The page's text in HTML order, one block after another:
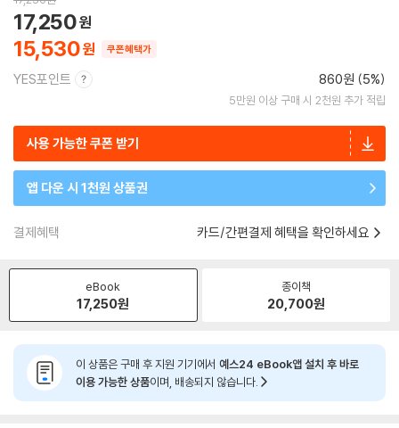
15,530
17,250
쿠폰혜택가
YES포인트 860원 (5%)
5만원 이상 구매 시 2천원 추가 적립
사용 가능한 쿠폰 받기
앱 다운 시 1천원 상품권
결제혜택 카드/간편결제 혜택을 확인하세요
eBook
17,250원
종이책
20,700원
이 상품은 구매 후 지원 기기에서 예스24 eBook앱 설치 후 바로
이용 가능한 상품이며, 배송되지 않습니다.